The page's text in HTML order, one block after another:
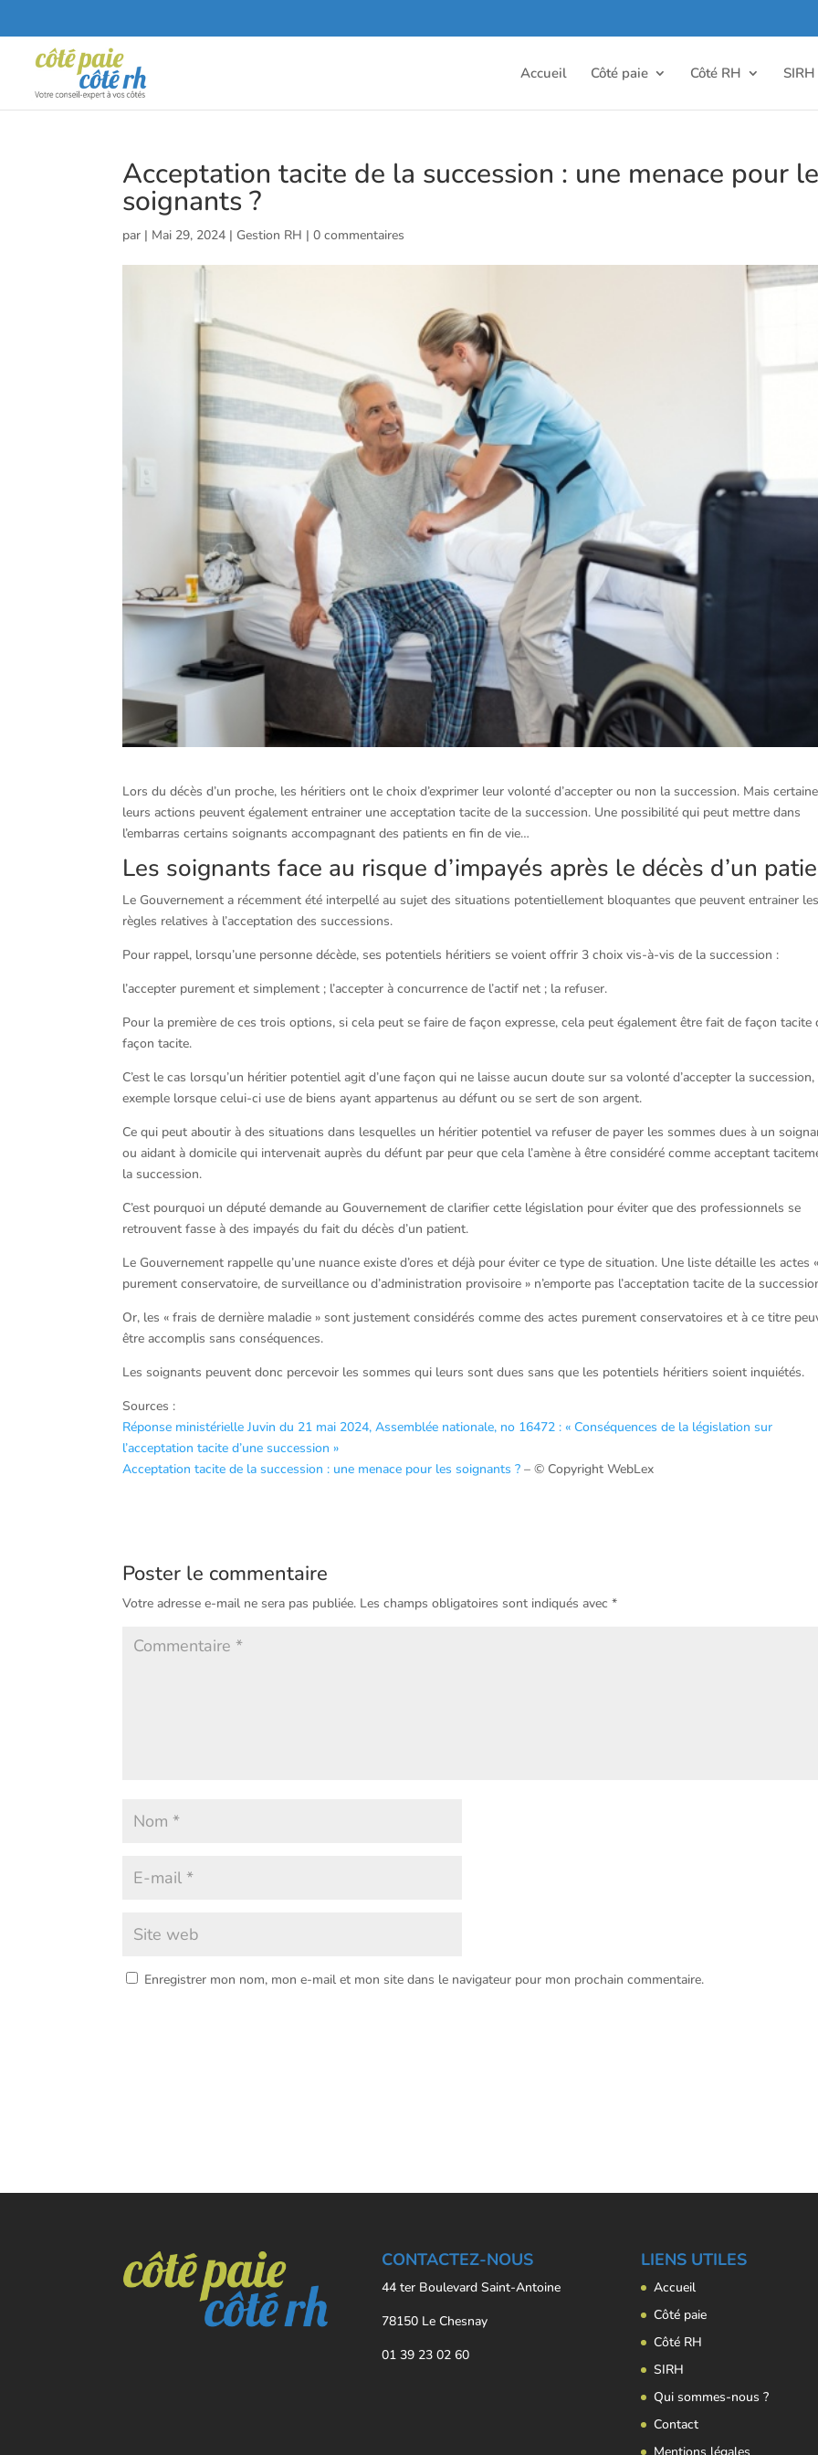
Accueil Côté paie Côté RH SIRH
Acceptation tacite de la succession : une menace pour
soignants ?
par | Mai 29, 2024 | Gestion RH |0 commentaires
Lors du décès d’un proche, les héritiers ont le choix d’exprimer leur volonté d’accepter ou non la succession. Mais
leurs actions peuvent également entrainer une acceptation tacite de la succession. Une possibilité qui peut mettre dans
l’embarras certains soignants accompagnant des patients en fin de vie…
Les soignants face au risque d’impayés après le décès d’un
Le Gouvernement a récemment été interpellé au sujet des situations potentiellement bloquantes que peuvent entrainer les
règles relatives à l’acceptation des successions.
Pour rappel, lorsqu’une personne décède, ses potentiels héritiers se voient offrir 3 choix vis-à-vis de la succession :
l’accepter purement et simplement ; l’accepter à concurrence de l’actif net ; la refuser.
Pour la première de ces trois options, si cela peut se faire de façon expresse, cela peut également être fait de façon tacite
façon tacite.
C’est le cas lorsqu’un héritier potentiel agit d’une façon qui ne laisse aucun doute sur sa volonté d’accepter la succession,
exemple lorsque celui-ci use de biens ayant appartenus au défunt ou se sert de son argent.
Ce qui peut aboutir à des situations dans lesquelles un héritier potentiel va refuser de payer les sommes dues à un
ou aidant à domicile qui intervenait auprès du défunt par peur que cela l’amène à être considéré comme acceptant
la succession.
C’est pourquoi un député demande au Gouvernement de clarifier cette législation pour éviter que des professionnels se
retrouvent fasse à des impayés du fait du décès d’un patient.
Le Gouvernement rappelle qu’une nuance existe d’ores et déjà pour éviter ce type de situation. Une liste détaille les actes «
purement conservatoire, de surveillance ou d’administration provisoire » n’emporte pas l’acceptation tacite de la
Or, les « frais de dernière maladie » sont justement considérés comme des actes purement conservatoires et à ce titre
être accomplis sans conséquences.
Les soignants peuvent donc percevoir les sommes qui leurs sont dues sans que les potentiels héritiers soient inquiétés.
Sources :
Réponse ministérielle Juvin du 21 mai 2024, Assemblée nationale, no 16472 : « Conséquences de la législation sur
l’acceptation tacite d’une succession »
Acceptation tacite de la succession : une menace pour les soignants ? – © Copyright WebLex
Poster le commentaire
Votre adresse e-mail ne sera pas publiée. Les champs obligatoires sont indiqués avec*
Enregistrer mon nom, mon e-mail et mon site dans le navigateur pour mon prochain commentaire.
CONTACTEZ-NOUS
44 ter Boulevard Saint-Antoine
78150 Le Chesnay
01 39 23 02 60
LIENS UTILES
Accueil
Côté paie
Côté RH
SIRH
Qui sommes-nous ?
Contact